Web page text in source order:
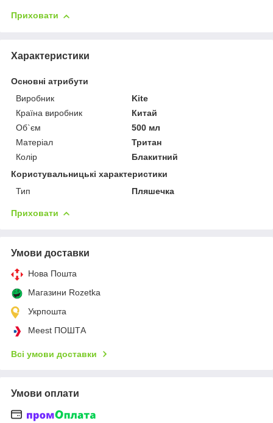
Приховати
Характеристики
Основні атрибути
Виробник
Kite
Країна виробник
Китай
Об`єм
500 мл
Матеріал
Тритан
Колір
Блакитний
Користувальницькі характеристики
Тип
Пляшечка
Приховати
Умови доставки
Нова Пошта
Магазини Rozetka
Укрпошта
Meest ПОШТА
Всі умови доставки
Умови оплати